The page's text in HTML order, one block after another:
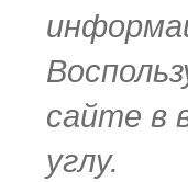
сайте в
углу.